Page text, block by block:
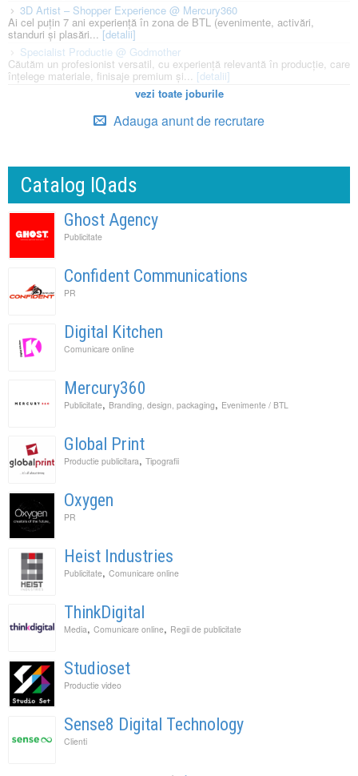
3D Artist – Shopper Experience @ Mercury360
Ai cel puțin 7 ani experiență în zona de BTL (evenimente, activări,
standuri și plasări...[detalii]
Specialist Productie @ Godmother
Căutăm un profesionist versatil, cu experiență relevantă în producție, care
înțelege materiale, finisaje premium și... [detalii]
vezi toate joburile
Adauga anunt de recrutare
Catalog IQads
Ghost Agency
Publicitate
Confident Communications
PR
Digital Kitchen
Comunicare online
Mercury360
Publicitate, Branding, design, packaging, Evenimente / BTL
Global Print
Productie publicitara, Tipografii
Oxygen
PR
Heist Industries
Publicitate, Comunicare online
ThinkDigital
Media, Comunicare online, Regii de publicitate
Studioset
Productie video
Sense8 Digital Technology
Clienti